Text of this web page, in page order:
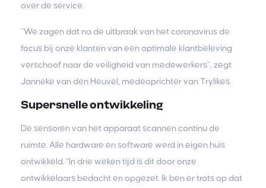
over de service.
“We zagen dat na de uitbraak van het coronavirus de
focus bij onze klanten van een optimale klantbeleving
verschoof naar de veiligheid van medewerkers”, zegt
Janneke van den Heuvel, medeoprichter van Trylikes.
Supersnelle ontwikkeling
De sensoren van het apparaat scannen continu de
ruimte. Alle hardware en software werd in eigen huis
ontwikkeld. “In drie weken tijd is dit door onze
ontwikkelaars bedacht en opgezet. Ik ben er trots op dat